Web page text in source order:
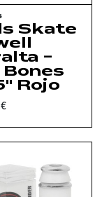
Skate
-
Bones
Rojo